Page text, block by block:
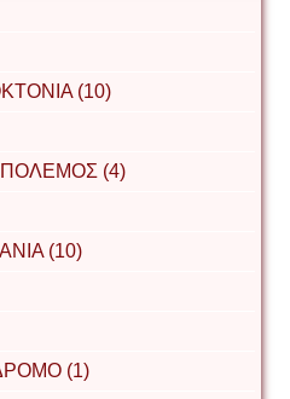
(10)
ΠΟΛΕΜΟΣ (4)
(10)
(1)